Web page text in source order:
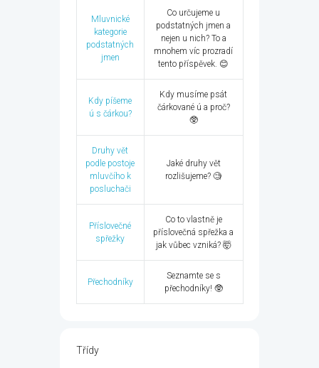
Mluvnické
kategorie
podstatných
jmen
Co určujeme u
podstatných jmen a
nejen u nich? To a
mnohem víc prozradí
tento příspěvek. 😊
Kdy píšeme
ú s čárkou?
Kdy musíme psát
čárkované ú a proč?
🥸
Druhy vět
podle postoje
mluvčího k
posluchači
Jaké druhy vět
rozlišujeme? 🧐
Příslovečné
spřežky
Co to vlastně je
příslovečná spřežka a
jak vůbec vzniká? 🤯
Přechodníky
Seznamte se s
přechodníky! 🥸
Třídy